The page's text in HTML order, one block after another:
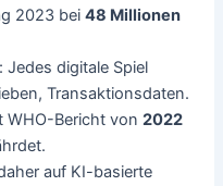
2023 bei48 Millionen
Jedes digitale Spiel
Transaktionsdaten.
WHO-Bericht von2022
auf KI-basierte